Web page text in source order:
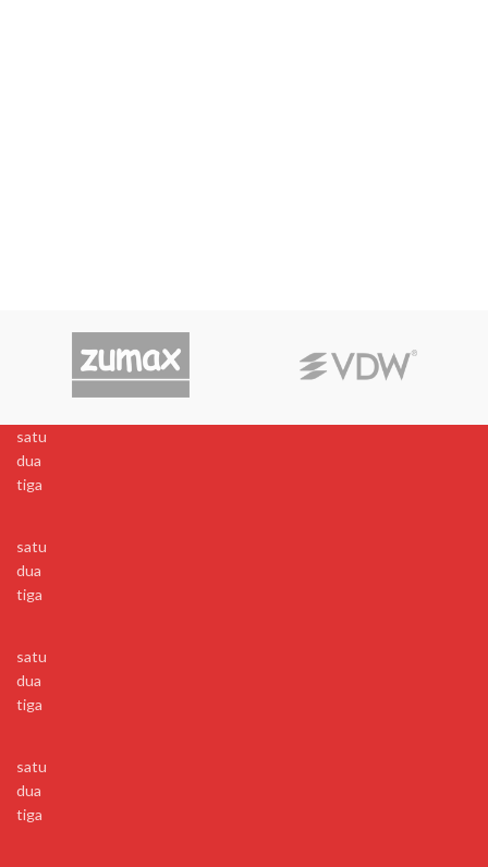
satu
dua
tiga
satu
dua
tiga
satu
dua
tiga
satu
dua
tiga